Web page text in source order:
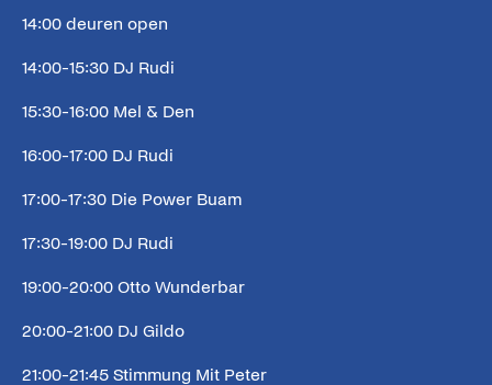
14:00 deuren open
14:00-15:30 DJ Rudi
15:30-16:00 Mel & Den
16:00-17:00 DJ Rudi
17:00-17:30 Die Power Buam
17:30-19:00 DJ Rudi
19:00-20:00 Otto Wunderbar
20:00-21:00 DJ Gildo
21:00-21:45 Stimmung Mit Peter